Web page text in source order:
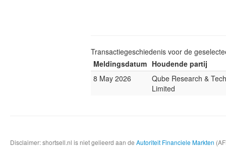
Transactiegeschiedenis voor de
Meldingsdatum Houdende partij
8 May 2026
Qube Research &
Limited
Disclaimer: shortsell.nl is niet gelieerd aan de Autoriteit Financiele Markten